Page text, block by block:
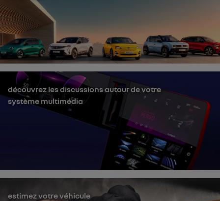
découvrez les discussions autour de votre
système multimédia
estimez votre véhicule